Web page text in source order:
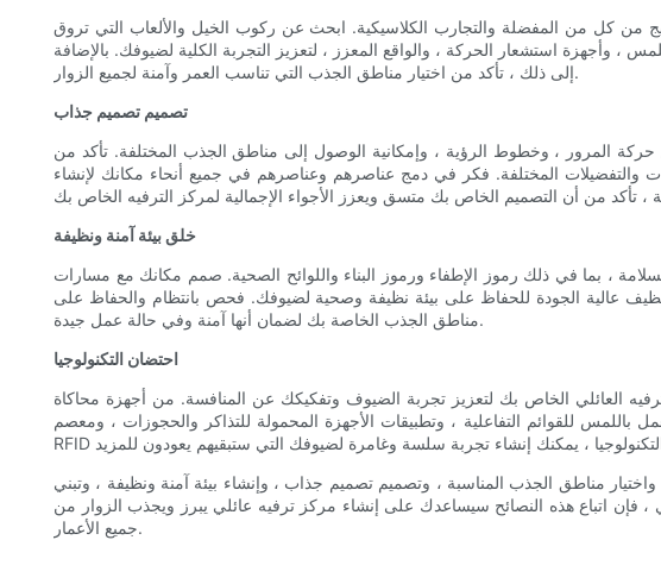
من كل من المفضلة والتجارب الكلاسيكية. ابحث عن ركوب الخيل والألعاب التي تروق
وأجهزة استشعار الحركة ، والواقع المعزز ، لتعزيز التجربة الكلية لضيوفك. بالإضافة
إلى ذلك ، تأكد من اختيار مناطق الجذب التي تناسب العمر وآمنة لجميع الزوار.
تصميم تصميم جذاب
المرور ، وخطوط الرؤية ، وإمكانية الوصول إلى مناطق الجذب المختلفة. تأكد من
والتفضيلات المختلفة. فكر في دمج عناصرهم وعناصرهم في جميع أنحاء مكانك لإنشاء
خلق بيئة آمنة ونظيفة
، بما في ذلك رموز الإطفاء ورموز البناء واللوائح الصحية. صمم مكانك مع مسارات
عالية الجودة للحفاظ على بيئة نظيفة وصحية لضيوفك. فحص بانتظام والحفاظ على
مناطق الجذب الخاصة بك لضمان أنها آمنة وفي حالة عمل جيدة.
احتضان التكنولوجيا
العائلي الخاص بك لتعزيز تجربة الضيوف وتفكيكك عن المنافسة. من أجهزة محاكاة
باللمس للقوائم التفاعلية ، وتطبيقات الأجهزة المحمولة للتذاكر والحجوزات ، ومعصم
مناطق الجذب المناسبة ، وتصميم تصميم جذاب ، وإنشاء بيئة آمنة ونظيفة ، وتبني
، فإن اتباع هذه النصائح سيساعدك على إنشاء مركز ترفيه عائلي يبرز ويجذب الزوار من
جميع الأعمار.